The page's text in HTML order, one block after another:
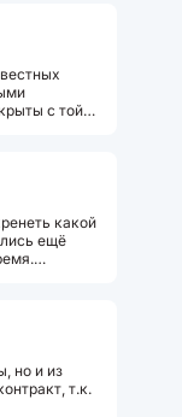
с той
какой
ещё
но и из
т.к.